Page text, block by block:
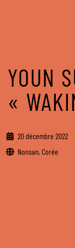
YOUN
«
20 décembre 2022
Nonsan, Corée